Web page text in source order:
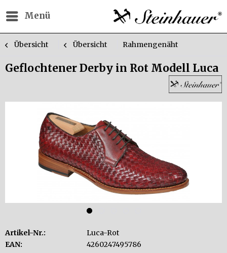
Menü
Übersicht Übersicht Rahmengenäht
Geflochtener Derby in Rot Modell Luca
Artikel-Nr.:
Luca-Rot
EAN:
4260247495786